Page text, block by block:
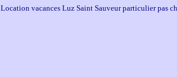
Location vacances Luz Saint Sauveur particulier pas